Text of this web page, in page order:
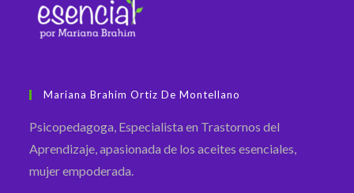
Mariana Brahim Ortiz De Montellano
Psicopedagoga, Especialista en Trastornos del
Aprendizaje, apasionada de los aceites esenciales,
mujer empoderada.